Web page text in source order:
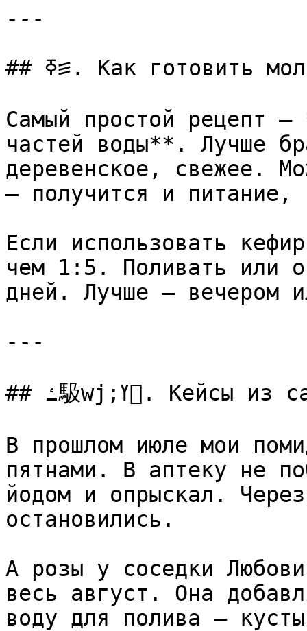
---
## ߧ꠵. Как готовить молочное удобрение правильно
Самый простой рецепт
частей воды**. Лучше
деревенское, свежее.
— получится и питание,
Если использовать
чем 1:5. Поливать или
дней. Лучше — вечером
---
## ߑ馺wj;ߌ. Кейсы из сада: что получилось у меня
В прошлом июле мои
пятнами. В аптеку не
йодом и опрыскал.
остановились.
А розы у соседки
весь август. Она
воду для полива —